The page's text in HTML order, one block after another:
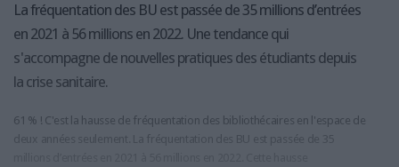
La fréquentation des BU est passée de 35 millions d’entrées
en 2021 à 56 millions en 2022. Une tendance qui
s'accompagne de nouvelles pratiques des étudiants depuis
la crise sanitaire.
61 % ! C'est la hausse de fréquentation des bibliothécaires en l'espace de
deux années seulement. La fréquentation des BU est passée de 35